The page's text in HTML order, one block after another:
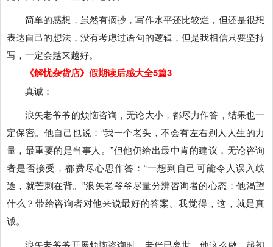
简单的感想，虽然有摘抄，写作水平还比较烂，但还是很想
表达自己的想法，没有考虑过语句的逻辑，但是我相信只要坚持
写，一定会越来越好。
《解忧杂货店》假期读后感大全5篇3
真诚：
浪矢老爷爷的烦恼咨询，无论大小，都尽力作答，结果也一
定保密。他自己也说：“我一个老头，不会有左右别人人生的力
量，最重要的是当事人。”但他仍给出最中肯的建议，无论咨询
者是否接受，都费尽心思作答：“一想到自己可能令人误入歧
途，就芒刺在背。”浪矢老爷爷尽量分辨咨询者的心态：他渴望
什么？带给咨询者对他来说最好的答案。我觉得，这，就是真
诚。
浪矢老爷爷开展烦恼咨询时，老伴已离世，他这么做，起初